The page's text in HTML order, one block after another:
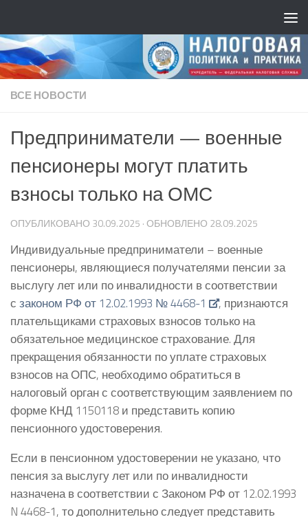
ВСЕ НОВОСТИ
Предприниматели — военные
пенсионеры могут платить
взносы только на ОМС
ОПУБЛИКОВАНО 30.09.2025 · ОБНОВЛЕНО 28.09.2025
Индивидуальные предприниматели – военные
пенсионеры, являющиеся получателями пенсии за
выслугу лет или по инвалидности в соответствии
с законом РФ от 12.02.1993 № 4468-1
, признаются
плательщиками страховых взносов только на
обязательное медицинское страхование. Для
прекращения обязанности по уплате страховых
взносов на ОПС, необходимо обратиться в
налоговый орган с соответствующим заявлением по
форме КНД 1150118 и представить копию
пенсионного удостоверения.
Если в пенсионном удостоверении не указано, что
пенсия за выслугу лет или по инвалидности
назначена в соответствии с Законом РФ от 12.02.1993
N 4468-1, то дополнительно следует представить